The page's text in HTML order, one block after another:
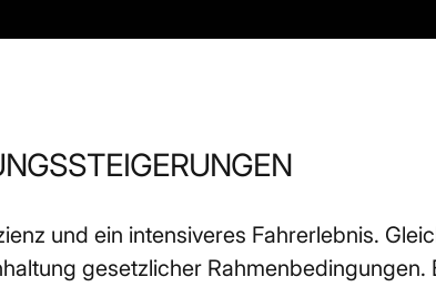
und ein intensiveres Fahrerlebnis.
gesetzlicher Rahmenbedingungen.